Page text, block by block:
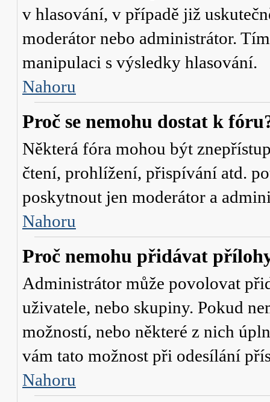
v hlasování, v případě již
moderátor nebo administrátor.
manipulaci s výsledky hlasování.
Nahoru
Proč se nemohu dostat k
Některá fóra mohou být
čtení, prohlížení, přispívání atd.
poskytnout jen moderátor a
Nahoru
Proč nemohu přidávat
Administrátor může povolovat
uživatele, nebo skupiny. Pokud
možností, nebo některé z nich
vám tato možnost při odesílání
Nahoru